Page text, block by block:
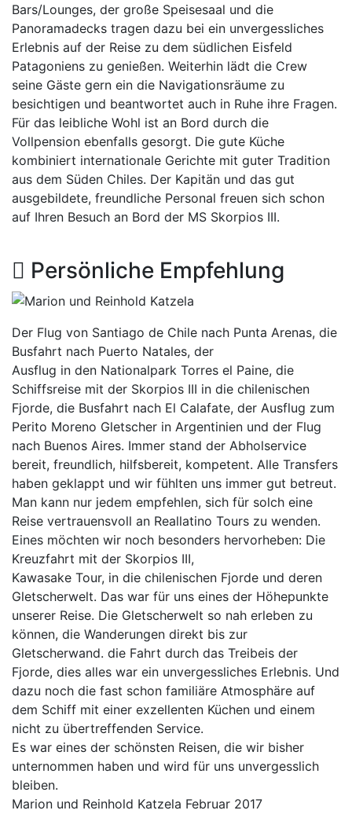
Bars/Lounges, der große Speisesaal und die
Panoramadecks tragen dazu bei ein unvergessliches
Erlebnis auf der Reise zu dem südlichen Eisfeld
Patagoniens zu genießen. Weiterhin lädt die Crew
seine Gäste gern ein die Navigationsräume zu
besichtigen und beantwortet auch in Ruhe ihre Fragen.
Für das leibliche Wohl ist an Bord durch die
Vollpension ebenfalls gesorgt. Die gute Küche
kombiniert internationale Gerichte mit guter Tradition
aus dem Süden Chiles. Der Kapitän und das gut
ausgebildete, freundliche Personal freuen sich schon
auf Ihren Besuch an Bord der MS Skorpios III.
Persönliche Empfehlung
Der Flug von Santiago de Chile nach Punta Arenas, die
Busfahrt nach Puerto Natales, der
Ausflug in den Nationalpark Torres el Paine, die
Schiffsreise mit der Skorpios III in die chilenischen
Fjorde, die Busfahrt nach El Calafate, der Ausflug zum
Perito Moreno Gletscher in Argentinien und der Flug
nach Buenos Aires. Immer stand der Abholservice
bereit, freundlich, hilfsbereit, kompetent. Alle Transfers
haben geklappt und wir fühlten uns immer gut betreut.
Man kann nur jedem empfehlen, sich für solch eine
Reise vertrauensvoll an Reallatino Tours zu wenden.
Eines möchten wir noch besonders hervorheben: Die
Kreuzfahrt mit der Skorpios III,
Kawasake Tour, in die chilenischen Fjorde und deren
Gletscherwelt. Das war für uns eines der Höhepunkte
unserer Reise. Die Gletscherwelt so nah erleben zu
können, die Wanderungen direkt bis zur
Gletscherwand. die Fahrt durch das Treibeis der
Fjorde, dies alles war ein unvergessliches Erlebnis. Und
dazu noch die fast schon familiäre Atmosphäre auf
dem Schiff mit einer exzellenten Küchen und einem
nicht zu übertreffenden Service.
Es war eines der schönsten Reisen, die wir bisher
unternommen haben und wird für uns unvergesslich
bleiben.
Marion und Reinhold Katzela Februar 2017